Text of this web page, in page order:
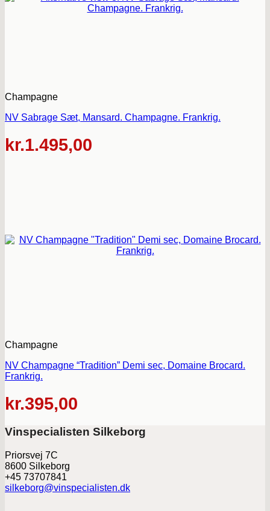
Champagne
NV Sabrage Sæt, Mansard. Champagne. Frankrig.
kr.1.495,00
Champagne
NV Champagne “Tradition” Demi sec, Domaine Brocard.
Frankrig.
kr.395,00
Vinspecialisten Silkeborg
Priorsvej 7C
8600 Silkeborg
+45 73707841
silkeborg@vinspecialisten.dk